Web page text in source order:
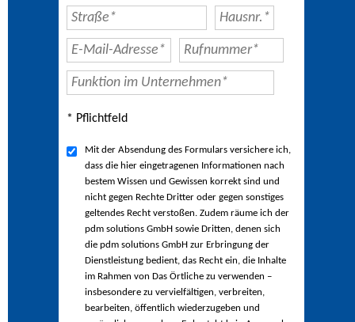
* Pflichtfeld
Mit der Absendung des Formulars versichere ich,
dass die hier eingetragenen Informationen nach
bestem Wissen und Gewissen korrekt sind und
nicht gegen Rechte Dritter oder gegen sonstiges
geltendes Recht verstoßen. Zudem räume ich der
pdm solutions GmbH sowie Dritten, denen sich
die pdm solutions GmbH zur Erbringung der
Dienstleistung bedient, das Recht ein, die Inhalte
im Rahmen von Das Örtliche zu verwenden –
insbesondere zu vervielfältigen, verbreiten,
bearbeiten, öffentlich wiederzugeben und